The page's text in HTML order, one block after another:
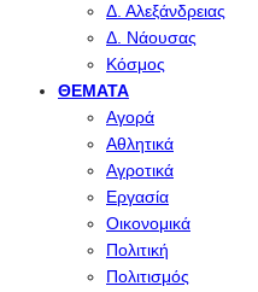
Δ. Αλεξάνδρειας
Δ. Νάουσας
Κόσμος
ΘΈΜΑΤΑ
Αγορά
Αθλητικά
Αγροτικά
Εργασία
Οικονομικά
Πολιτική
Πολιτισμός